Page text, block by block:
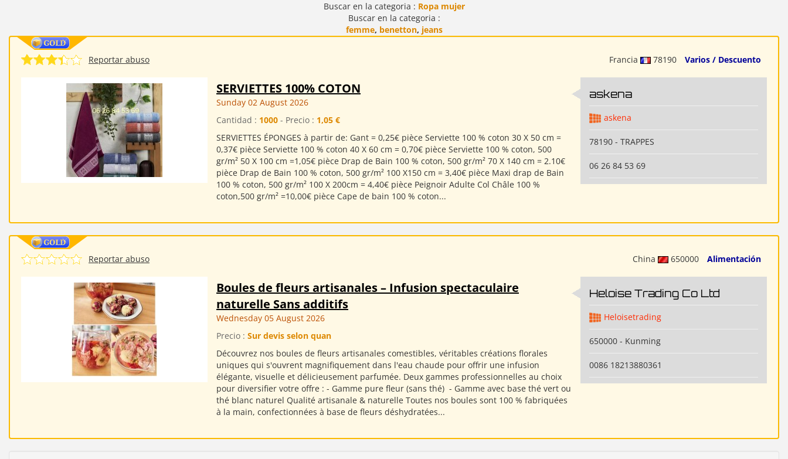
Buscar en la categoria : Ropa mujer
Buscar en la categoria :
femme, benetton, jeans
Francia 78190 Varios / Descuento
Reportar abuso
SERVIETTES 100% COTON
Sunday 02 August 2026
Cantidad : 1000 - Precio : 1,05 €
SERVIETTES ÉPONGES à partir de: Gant = 0,25€ pièce Serviette 100 % coton 30 X 50 cm =
0,37€ pièce Serviette 100 % coton 40 X 60 cm = 0,70€ pièce Serviette 100 % coton, 500
gr/m² 50 X 100 cm =1,05€ pièce Drap de Bain 100 % coton, 500 gr/m² 70 X 140 cm = 2.10€
pièce Drap de Bain 100 % coton, 500 gr/m² 100 X150 cm = 3,40€ pièce Maxi drap de Bain
100 % coton, 500 gr/m² 100 X 200cm = 4,40€ pièce Peignoir Adulte Col Châle 100 %
coton,500 gr/m² =10,00€ pièce Cape de bain 100 % coton...
askena
askena
78190 - TRAPPES
06 26 84 53 69
China 650000 Alimentación
Reportar abuso
Boules de fleurs artisanales – Infusion spectaculaire
naturelle Sans additifs
Wednesday 05 August 2026
Precio : Sur devis selon quan
Découvrez nos boules de fleurs artisanales comestibles, véritables créations florales
uniques qui s'ouvrent magnifiquement dans l'eau chaude pour offrir une infusion
élégante, visuelle et délicieusement parfumée. Deux gammes professionnelles au choix
pour diversifier votre offre : - Gamme pure fleur (sans thé) ​ - Gamme avec base thé vert ou
thé blanc naturel Qualité artisanale & naturelle Toutes nos boules sont 100 % fabriquées
à la main, confectionnées à base de fleurs déshydratées...
Heloise Trading Co Ltd
Heloisetrading
650000 - Kunming
0086 18213880361